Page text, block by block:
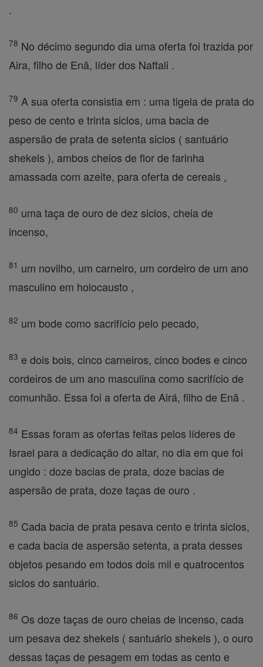
.
78 No décimo segundo dia uma oferta foi trazida por
Aira, filho de Enã, líder dos Naftali .
79 A sua oferta consistia em : uma tigela de prata do
peso de cento e trinta siclos, uma bacia de
aspersão de prata de setenta siclos ( santuário
shekels ), ambos cheios de flor de farinha
amassada com azeite, para oferta de cereais ,
80 uma taça de ouro de dez siclos, cheia de
incenso,
81 um novilho, um carneiro, um cordeiro de um ano
masculino em holocausto ,
82 um bode como sacrifício pelo pecado,
83 e dois bois, cinco carneiros, cinco bodes e cinco
cordeiros de um ano masculina como sacrifício de
comunhão. Essa foi a oferta de Airá, filho de Enã .
84 Essas foram as ofertas feitas pelos líderes de
Israel para a dedicação do altar, no dia em que foi
ungido : doze bacias de prata, doze bacias de
aspersão de prata, doze taças de ouro .
85 Cada bacia de prata pesava cento e trinta siclos,
e cada bacia de aspersão setenta, a prata desses
objetos pesando em todos dois mil e quatrocentos
siclos do santuário.
86 Os doze taças de ouro cheias de incenso, cada
um pesava dez shekels ( santuário shekels ), o ouro
dessas taças de pesagem em todas as cento e